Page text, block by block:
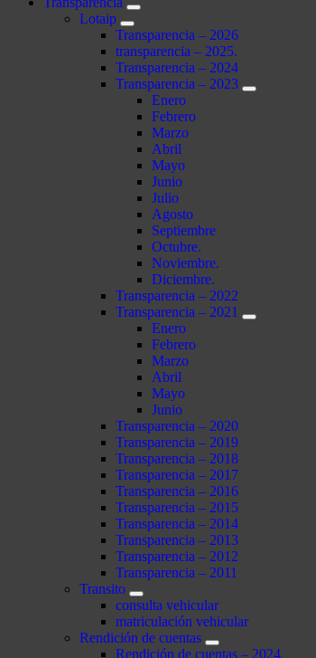
Lotaip
Transparencia – 2026
transparencia – 2025.
Transparencia – 2024
Transparencia – 2023
Enero
Febrero
Marzo
Abril
Mayo
Junio
Julio
Agosto
Septiembre
Octubre.
Noviembre.
Diciembre.
Transparencia – 2022
Transparencia – 2021
Enero
Febrero
Marzo
Abril
Mayo
Junio
Transparencia – 2020
Transparencia – 2019
Transparencia – 2018
Transparencia – 2017
Transparencia – 2016
Transparencia – 2015
Transparencia – 2014
Transparencia – 2013
Transparencia – 2012
Transparencia – 2011
Transito
consulta vehicular
matriculación vehicular
Rendición de cuentas
Rendición de cuentas – 2024